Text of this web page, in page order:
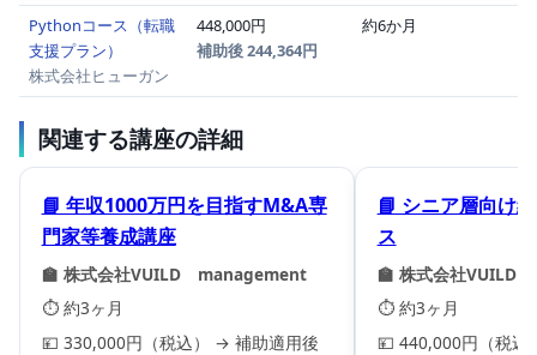
Pythonコース（転職
支援プラン）
株式会社ヒューガン
448,000円
補助後 244,364円
約6か月
関連する講座の詳細
📘 年収1000万円を目指すM&A専
門家等養成講座
🏫 株式会社VUILD management
⏱️ 約3ヶ月
💴 330,000円（税込） → 補助適用後
📘 シニア層向け
ス
🏫 株式会社VUILD
⏱️ 約3ヶ月
💴 440,000円（税